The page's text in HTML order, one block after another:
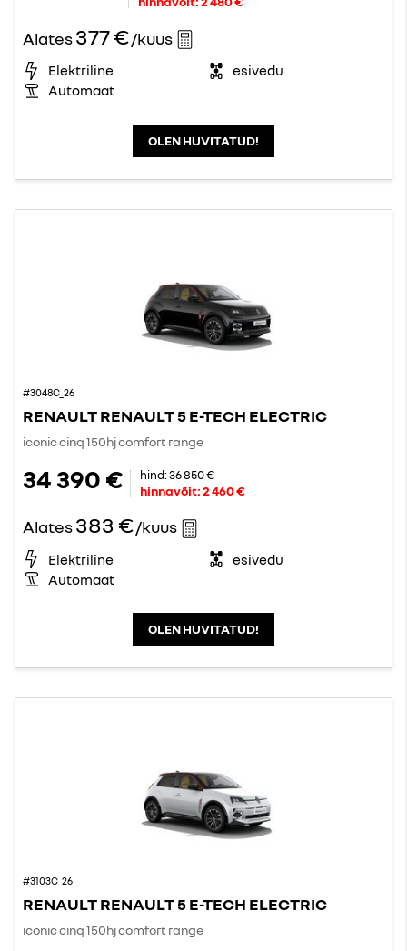
Alates377 €/kuus
Elektriline
esivedu
Automaat
OLEN HUVITATUD!
#3048C_26
RENAULT RENAULT 5 E-TECH ELECTRIC
iconic cinq 150hj comfort range
34 390 € hind:36 850 €
hinnavõit:2 460 €
Alates383 €/kuus
Elektriline
esivedu
Automaat
OLEN HUVITATUD!
#3103C_26
RENAULT RENAULT 5 E-TECH ELECTRIC
iconic cinq 150hj comfort range